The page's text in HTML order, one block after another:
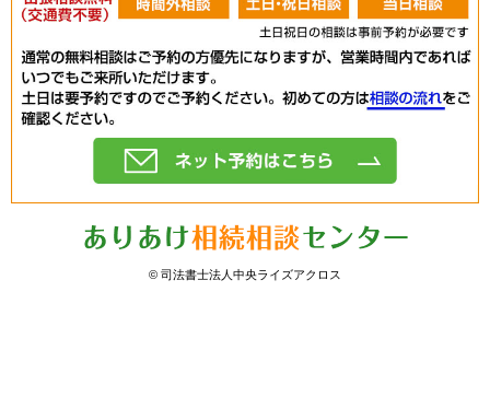
ネット予約
© 司法書士法人中央ライズアクロス